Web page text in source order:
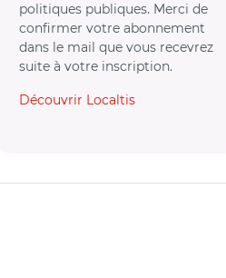
politiques publiques. Merci de
confirmer votre abonnement
dans le mail que vous recevrez
suite à votre inscription.
Découvrir Localtis